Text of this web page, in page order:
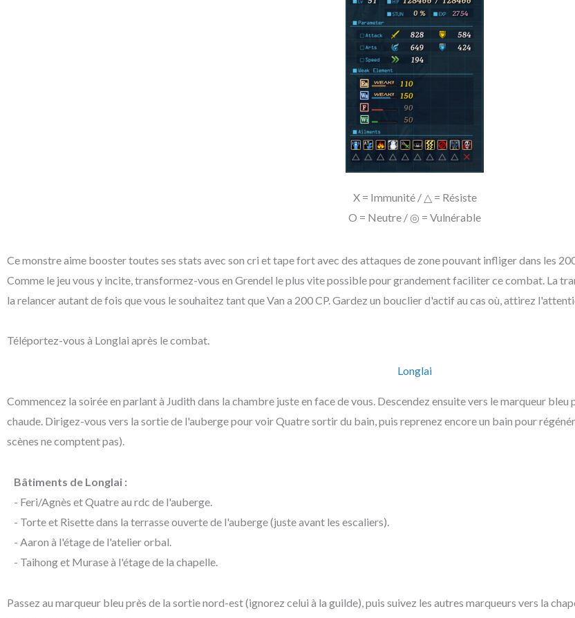
X = Immunité / △ = Résiste
O = Neutre / ◎ = Vulnérable
Ce monstre aime booster toutes ses stats avec son cri et tape fort avec des attaques de zone pouvant infliger dans les
Comme le jeu vous y incite, transformez-vous en Grendel le plus vite possible pour grandement faciliter ce combat. La
la relancer autant de fois que vous le souhaitez tant que Van a 200 CP. Gardez un bouclier d'actif au cas où, attirez
Téléportez-vous à Longlai après le combat.
Longlai
Commencez la soirée en parlant à Judith dans la chambre juste en face de vous. Descendez ensuite vers le marqueur
chaude. Dirigez-vous vers la sortie de l'auberge pour voir Quatre sortir du bain, puis reprenez encore un bain pour
scènes ne comptent pas).
Bâtiments de Longlai :
- Feri/Agnès et Quatre au rdc de l'auberge.
- Torte et Risette dans la terrasse ouverte de l'auberge (juste avant les escaliers).
- Aaron à l'étage de l'atelier orbal.
- Taihong et Murase à l'étage de la chapelle.
Passez au marqueur bleu près de la sortie nord-est (ignorez celui à la guilde), puis suivez les autres marqueurs vers la